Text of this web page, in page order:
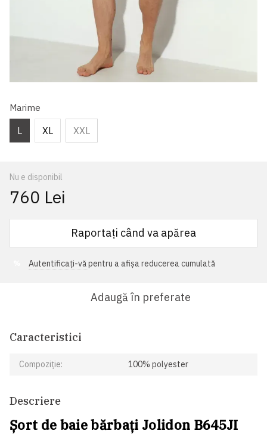
Marime
L XL XXL
Nu e disponibil
760 Lei
Raportați când va apărea
Autentificați-văpentru a afișa reducerea cumulată
Adaugă în preferate
Caracteristici
Compoziție: 100% polyester
Descriere
Șort de baie bărbați Jolidon B645JI